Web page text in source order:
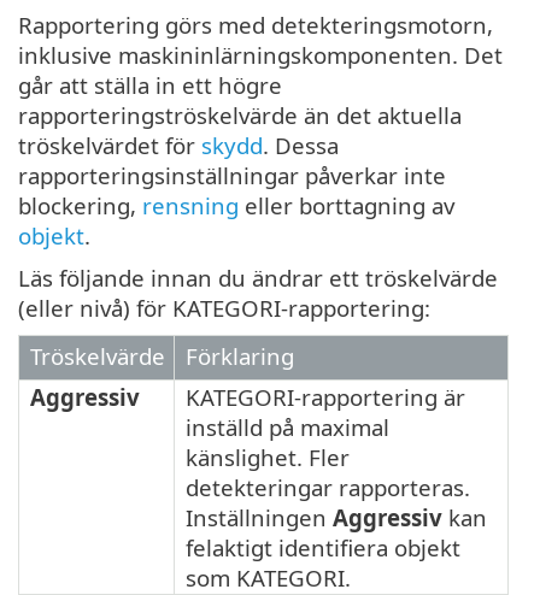
Rapportering görs med detekteringsmotorn,
inklusive maskininlärningskomponenten. Det
går att ställa in ett högre
rapporteringströskelvärde än det aktuella
tröskelvärdet för skydd. Dessa
rapporteringsinställningar påverkar inte
blockering, rensning eller borttagning av
objekt.
Läs följande innan du ändrar ett tröskelvärde
(eller nivå) för KATEGORI-rapportering:
Tröskelvärde
Förklaring
Aggressiv
KATEGORI-rapportering är
inställd på maximal
känslighet. Fler
detekteringar rapporteras.
Inställningen Aggressiv kan
felaktigt identifiera objekt
som KATEGORI.